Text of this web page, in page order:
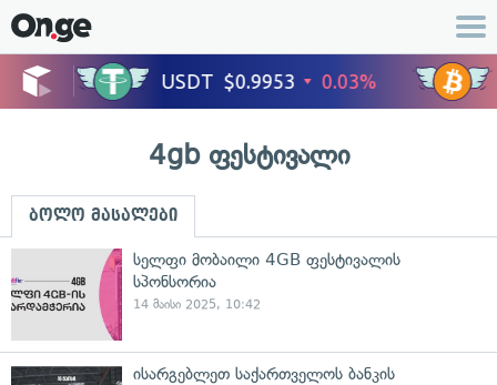
4gb ფესტივალი
ბოლო მასალები
სელფი მობაილი 4GB ფესტივალის
სპონსორია
14 მაისი 2025, 10:42
ისარგებლეთ საქართველოს ბანკის